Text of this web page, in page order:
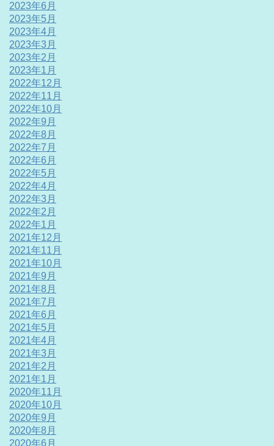
2023年6月
2023年5月
2023年4月
2023年3月
2023年2月
2023年1月
2022年12月
2022年11月
2022年10月
2022年9月
2022年8月
2022年7月
2022年6月
2022年5月
2022年4月
2022年3月
2022年2月
2022年1月
2021年12月
2021年11月
2021年10月
2021年9月
2021年8月
2021年7月
2021年6月
2021年5月
2021年4月
2021年3月
2021年2月
2021年1月
2020年11月
2020年10月
2020年9月
2020年8月
2020年6月